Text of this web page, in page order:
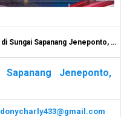
Sapanang Jeneponto, Diduga Korban Banjir
Jeneponto,
donycharly433@gmail.com